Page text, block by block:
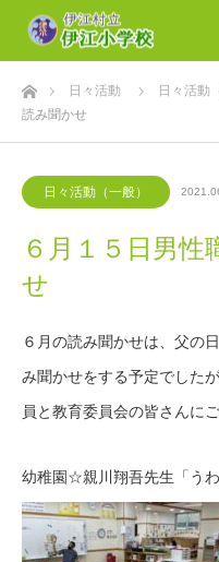
ホーム日々活動 日々活動
読み聞かせ
日々活動（一般）
６月１５日男
せ
６月の読み聞かせは、父の
み聞かせをする予定でした
員と教育委員会の皆さんに
幼稚園☆親川翔吾先生「う